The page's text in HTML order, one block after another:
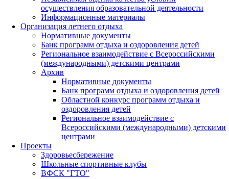
осуществления образовательной деятельности
Информационные материалы
Организация летнего отдыха
Нормативные документы
Банк программ отдыха и оздоровления детей
Региональное взаимодействие с Всероссийскими
(международными) детскими центрами
Архив
Нормативные документы
Банк программ отдыха и оздоровления детей
Областной конкурс программ отдыха и
оздоровления детей
Региональное взаимодействие с
Всероссийскими (международными) детскими
центрами
Проекты
Здоровьесбережение
Школьные спортивные клубы
ВФСК "ГТО"